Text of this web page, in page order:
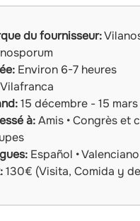
du fournisseur:
Environ 6-7 heures
Vilafranca
15 décembre - 15
à:Amis • Congrès et
Español •
130€ (Visita, Comida y